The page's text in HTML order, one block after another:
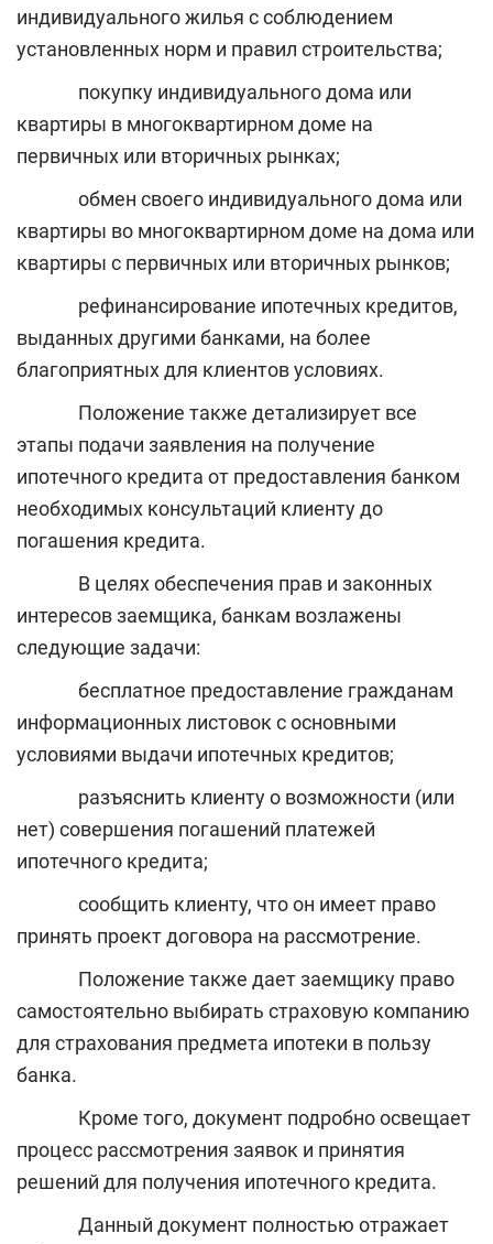
индивидуального жилья с соблюдением
установленных норм и правил строительства;
покупку индивидуального дома или
квартиры в многоквартирном доме на
первичных или вторичных рынках;
обмен своего индивидуального дома или
квартиры во многоквартирном доме на дома или
квартиры с первичных или вторичных рынков;
рефинансирование ипотечных кредитов,
выданных другими банками, на более
благоприятных для клиентов условиях.
Положение также детализирует все
этапы подачи заявления на получение
ипотечного кредита от предоставления банком
необходимых консультаций клиенту до
погашения кредита.
В целях обеспечения прав и законных
интересов заемщика, банкам возлажены
следующие задачи:
бесплатное предоставление гражданам
информационных листовок с основными
условиями выдачи ипотечных кредитов;
разъяснить клиенту о возможности (или
нет) совершения погашений платежей
ипотечного кредита;
сообщить клиенту, что он имеет право
принять проект договора на рассмотрение.
Положение также дает заемщику право
самостоятельно выбирать страховую компанию
для страхования предмета ипотеки в пользу
банка.
Кроме того, документ подробно освещает
процесс рассмотрения заявок и принятия
решений для получения ипотечного кредита.
Данный документ полностью отражает